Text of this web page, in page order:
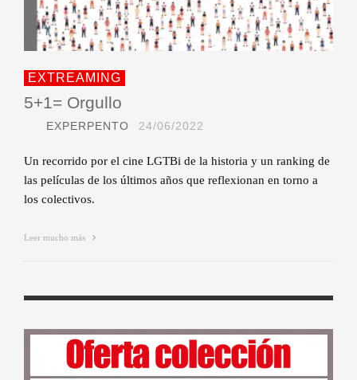
EXTREAMING
5+1= Orgullo
EXPERPENTO 24/06/2022
Un recorrido por el cine LGTBi de la historia y un ranking de
las películas de los últimos años que reflexionan en torno a
los colectivos.
Leer mucho más